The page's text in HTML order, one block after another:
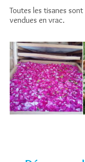
Toutes les tisanes
vendues en vrac.